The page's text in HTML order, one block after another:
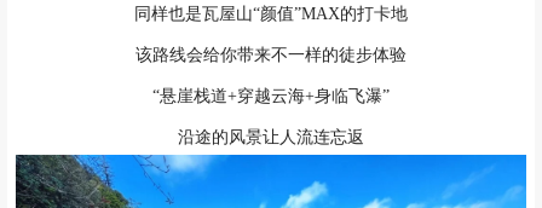
同样也是瓦屋山“颜值”MAX的打卡地
该路线会给你带来不一样的徒步体验
“悬崖栈道+穿越云海+身临飞瀑”
沿途的风景让人流连忘返